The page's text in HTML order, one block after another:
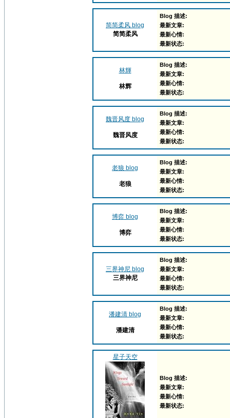
简简柔风 blog
简简柔风
Blog 描述:
最新文章:
最新心情:
最新状态:
林輝
林辉
Blog 描述:
最新文章:
最新心情:
最新状态:
魏晋风度 blog
魏晋风度
Blog 描述:
最新文章:
最新心情:
最新状态:
老狼 blog
老狼
Blog 描述:
最新文章:
最新心情:
最新状态:
博弈 blog
博弈
Blog 描述:
最新文章:
最新心情:
最新状态:
三界神尼 blog
三界神尼
Blog 描述:
最新文章:
最新心情:
最新状态:
潘建清 blog
潘建清
Blog 描述:
最新文章:
最新心情:
最新状态:
星子天空
Blog 描述:
最新文章:
最新心情:
最新状态: